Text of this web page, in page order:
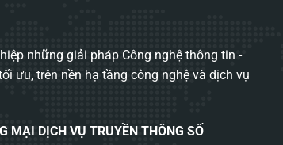
những giải pháp Công nghệ thông tin -
ưu, trên nền hạ tầng công nghệ và dịch vụ
MẠI DỊCH VỤ TRUYỀN THÔNG SỐ